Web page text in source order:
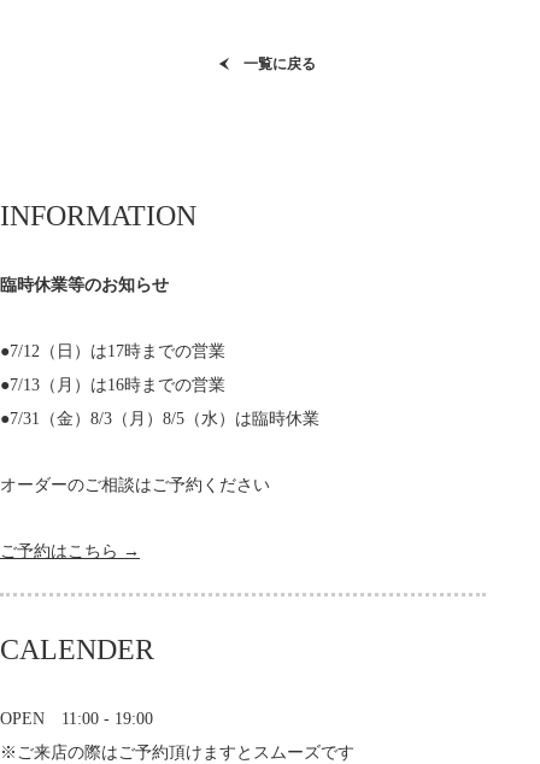
一覧に戻る
INFORMATION
臨時休業等のお知らせ
●7/12（日）は17時までの営業
●7/13（月）は16時までの営業
●7/31（金）8/3（月）8/5（水）は臨時休業
オーダーのご相談はご予約ください
ご予約はこちら →
CALENDER
OPEN 11:00 - 19:00
※ご来店の際はご予約頂けますとスムーズです